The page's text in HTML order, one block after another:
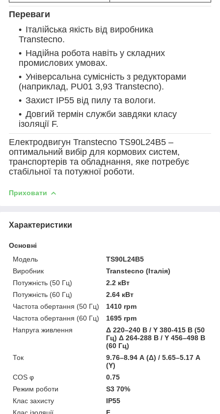
Переваги
Італійська якість від виробника
Transtecno.
Надійна робота навіть у складних
промислових умовах.
Універсальна сумісність з редукторами
(наприклад, PU01 3,93 Transtecno).
Захист IP55 від пилу та вологи.
Довгий термін служби завдяки класу
ізоляції F.
Електродвигун Transtecno TS90L24B5 –
оптимальний вибір для кормових систем,
транспортерів та обладнання, яке потребує
стабільної та потужної роботи.
Приховати
Характеристики
Основні
Модель
TS90L24B5
Виробник
Transtecno (Італія)
Потужність (50 Гц)
2.2 кВт
Потужність (60 Гц)
2.64 кВт
Частота обертання (50 Гц)
1410 rpm
Частота обертання (60 Гц)
1695 rpm
Напруга живлення
Δ 220–240 В / Y 380-415 В (50
Гц) Δ 264-288 В / Y 456–498 В
(60 Гц)
Ток
9.76–8.94 А (Δ) / 5.65–5.17 А
(Y)
COS φ
0.75
Режим роботи
S3 70%
Клас захисту
IP55
Клас ізоляції
F